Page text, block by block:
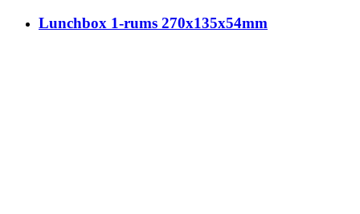
Lunchbox 1-rums 270x135x54mm